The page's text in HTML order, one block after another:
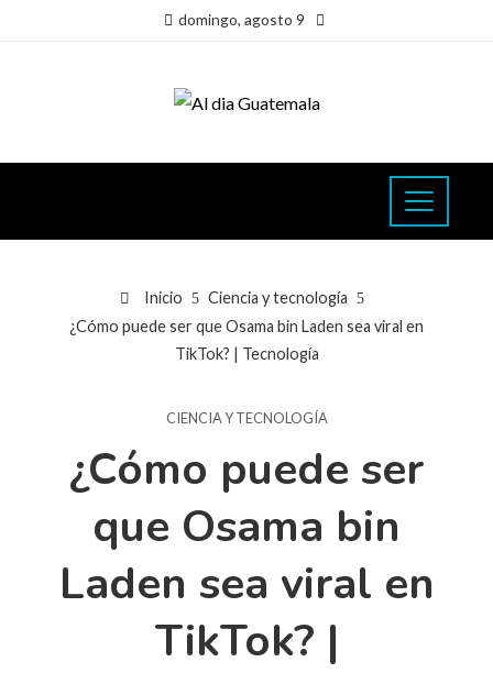
domingo, agosto 9
Inicio
Ciencia y tecnología
¿Cómo puede ser que Osama bin Laden sea viral en
TikTok? | Tecnología
CIENCIA Y TECNOLOGÍA
¿Cómo puede ser
que Osama bin
Laden sea viral en
TikTok? |